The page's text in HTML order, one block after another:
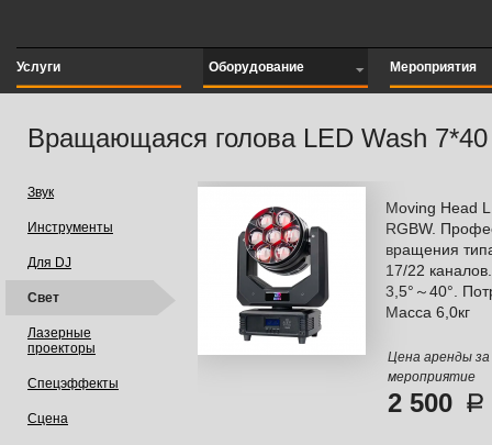
Услуги Оборудование Мероприятия
Вращающаяся голова LED Wash
Звук
Инструменты
Для DJ
Свет
Лазерные
проекторы
Спецэффекты
Сцена
Moving Head
RGBW.
вращения
17/22
3,5°～40°.
Масса 6,0кг
Цена аренды за
мероприятие
2 500